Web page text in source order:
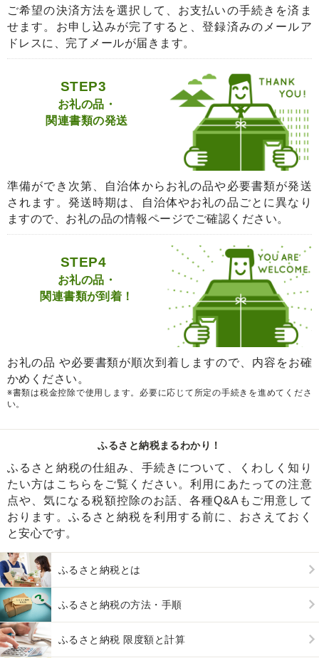
ご希望の決済方法を選択して、お支払いの手続きを済ま
せます。お申し込みが完了すると、登録済みのメールア
ドレスに、完了メールが届きます。
STEP3
お礼の品・
関連書類の発送
準備ができ次第、自治体からお礼の品や必要書類が発送
されます。発送時期は、自治体やお礼の品ごとに異なり
ますので、お礼の品の情報ページでご確認ください。
STEP4
お礼の品・
関連書類が到着！
お礼の品 や必要書類が順次到着しますので、内容をお確
かめください。
※書類は税金控除で使用します。必要に応じて所定の手続きを進めてくださ
い。
ふるさと納税まるわかり！
ふるさと納税の仕組み、手続きについて、くわしく知り
たい方はこちらをご覧ください。利用にあたっての注意
点や、気になる税額控除のお話、各種Q&Aもご用意して
おります。ふるさと納税を利用する前に、おさえておく
と安心です。
ふるさと納税とは
ふるさと納税の方法・手順
ふるさと納税 限度額と計算